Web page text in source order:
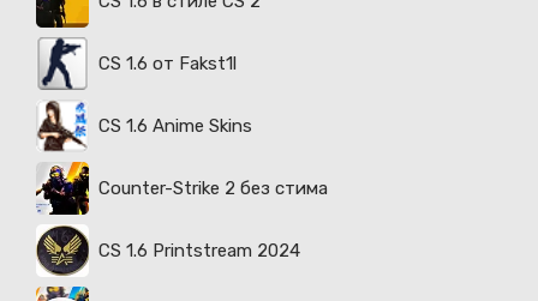
CS 1.6 от Fakst1l
CS 1.6 Anime Skins
Counter-Strike 2 без стима
CS 1.6 Printstream 2024